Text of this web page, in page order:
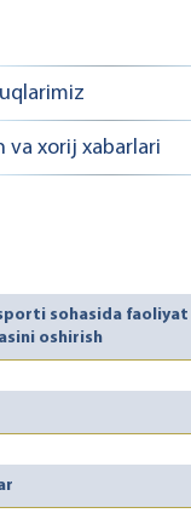
va xorij xabarlari
sohasida
oshirish